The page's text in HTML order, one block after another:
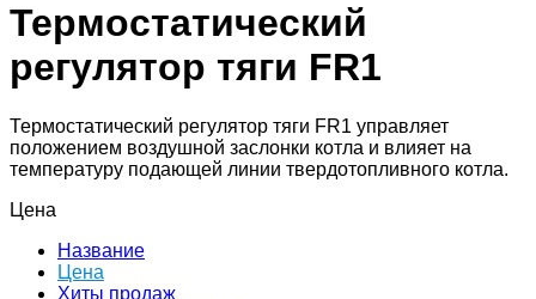
Термостатический
регулятор тяги FR1
Термостатический регулятор тяги FR1 управляет
положением воздушной заслонки котла и влияет на
температуру подающей линии твердотопливного котла.
Цена
Название
Цена
Хиты продаж